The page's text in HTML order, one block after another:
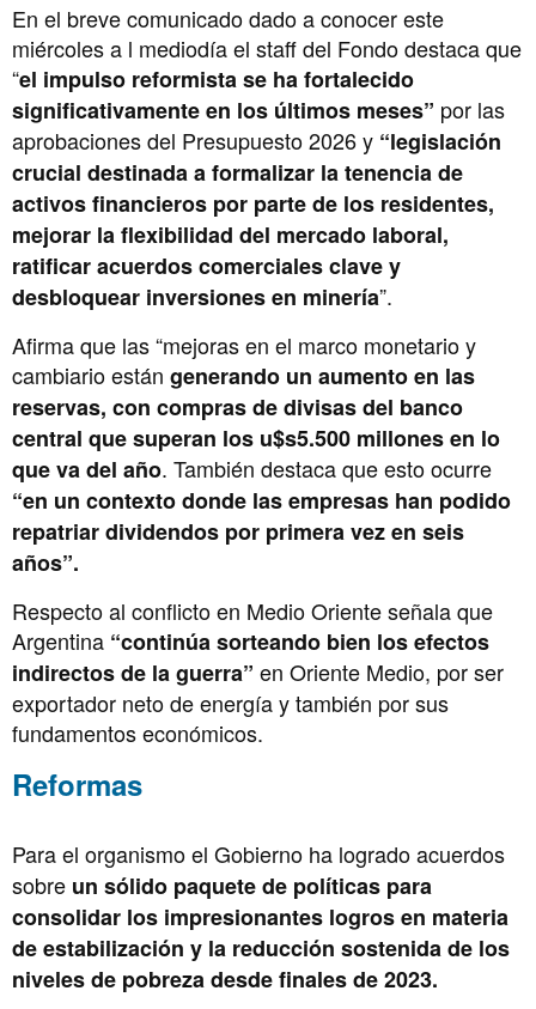
En el breve comunicado dado a conocer este
miércoles a l mediodía el staff del Fondo destaca que
“el impulso reformista se ha fortalecido
significativamente en los últimos meses” por las
aprobaciones del Presupuesto 2026 y “legislación
crucial destinada a formalizar la tenencia de
activos financieros por parte de los residentes,
mejorar la flexibilidad del mercado laboral,
ratificar acuerdos comerciales clave y
desbloquear inversiones en minería”.
Afirma que las “mejoras en el marco monetario y
cambiario están generando un aumento en las
reservas, con compras de divisas del banco
central que superan los u$s5.500 millones en lo
que va del año. También destaca que esto ocurre
“en un contexto donde las empresas han podido
repatriar dividendos por primera vez en seis
años”.
Respecto al conflicto en Medio Oriente señala que
Argentina “continúa sorteando bien los efectos
indirectos de la guerra” en Oriente Medio, por ser
exportador neto de energía y también por sus
fundamentos económicos.
Reformas
Para el organismo el Gobierno ha logrado acuerdos
sobre un sólido paquete de políticas para
consolidar los impresionantes logros en materia
de estabilización y la reducción sostenida de los
niveles de pobreza desde finales de 2023.